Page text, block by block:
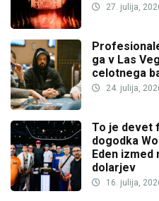
27. julija,
ga v Las
celotnega
24. julija,
To je devet
dogodka
Eden izmed
dolarjev
16. julija,